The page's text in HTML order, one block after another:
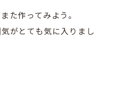
た作ってみよう。
がとても気に入りまし